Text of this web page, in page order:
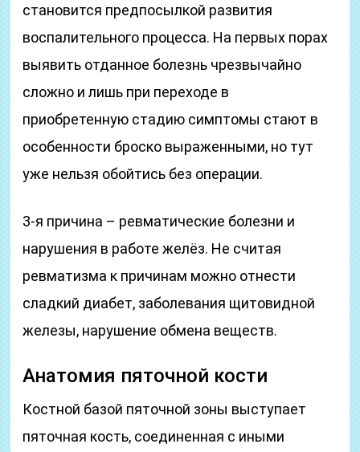
становится предпосылкой развития
воспалительного процесса. На первых порах
выявить отданное болезнь чрезвычайно
сложно и лишь при переходе в
приобретенную стадию симптомы стают в
особенности броско выраженными, но тут
уже нельзя обойтись без операции.
3-я причина – ревматические болезни и
нарушения в работе желёз. Не считая
ревматизма к причинам можно отнести
сладкий диабет, заболевания щитовидной
железы, нарушение обмена веществ.
Анатомия пяточной кости
Костной базой пяточной зоны выступает
пяточная кость, соединенная с иными